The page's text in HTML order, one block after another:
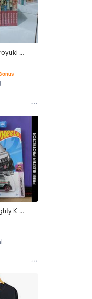
K
Walmart
Pickup
Ryu